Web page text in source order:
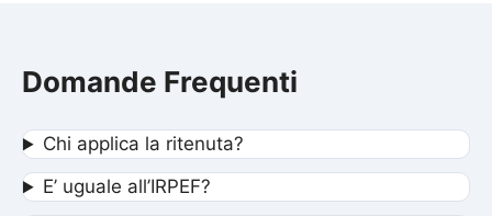
Domande Frequenti
Chi applica la ritenuta?
E’ uguale all’IRPEF?